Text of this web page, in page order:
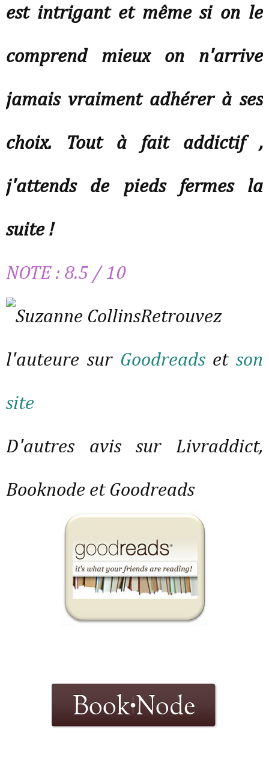
est intrigant et même si on le
comprend mieux on n'arrive
jamais vraiment adhérer à ses
choix. Tout à fait addictif ,
j'attends de pieds fermes la
suite !
NOTE : 8.5 / 10
Retrouvez
l'auteure sur Goodreadset son
site
D'autres avis sur Livraddict,
Booknode et Goodreads